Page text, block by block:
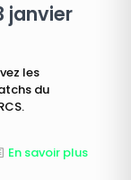
janvier
les
du
En savoir plus